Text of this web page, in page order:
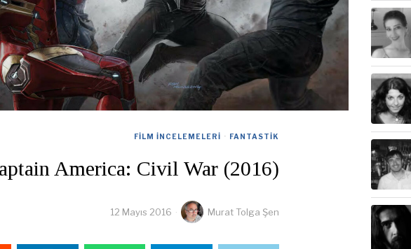
FILM İNCELEMELERI · FANTASTIK
America: Civil War (2016)
12 Mayıs 2016 Murat Tolga Şen